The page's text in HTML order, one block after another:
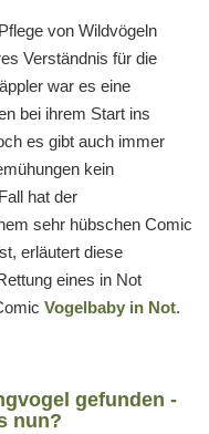
von Wildvögeln
Verständnis für die
war es eine
bei ihrem Start ins
es gibt auch immer
kein
hat der
sehr hübschen Comic
erläutert diese
eines in Not
Vogelbaby in Not.
gefunden -
nun?